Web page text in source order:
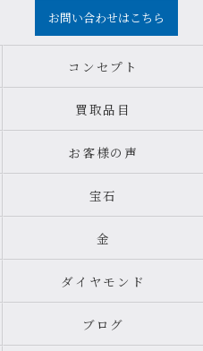
お問い合わせはこちら
コンセプト
買取品目
お客様の声
宝石
金
ダイヤモンド
ブログ